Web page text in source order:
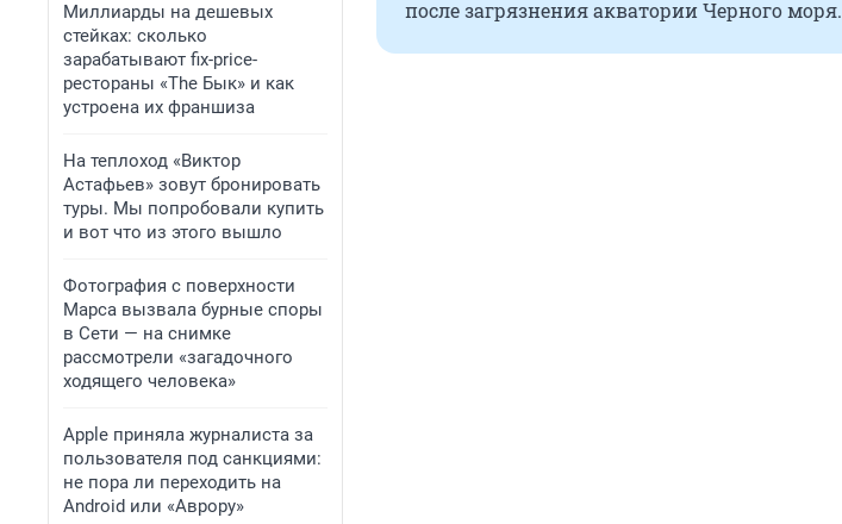
Миллиарды на дешевых
стейках: сколько
зарабатывают fix-price-
рестораны «The Бык» и как
устроена их франшиза
На теплоход «Виктор
Астафьев» зовут бронировать
туры. Мы попробовали купить
и вот что из этого вышло
Фотография с поверхности
Марса вызвала бурные споры
в Сети — на снимке
рассмотрели «загадочного
ходящего человека»
Apple приняла журналиста за
пользователя под санкциями:
не пора ли переходить на
Android или «Аврору»
после загрязнения акватории Черного моря.